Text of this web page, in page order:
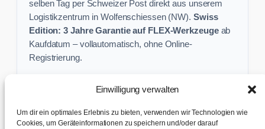
Einwilligung verwalten
Um dir ein optimales Erlebnis zu bieten, verwenden wir Technologien wie
Cookies, um Geräteinformationen zu speichern und/oder darauf
selben Tag per Schweizer Post direkt aus unserem
Logistikzentrum in Wolfenschiessen (NW). Swiss
Edition: 3 Jahre Garantie auf FLEX-Werkzeugeab
Kaufdatum – vollautomatisch, ohne Online-
Registrierung.
Sichere dir exklusive Angebote und praktische